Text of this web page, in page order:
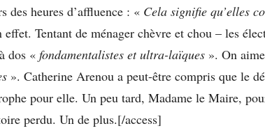
des heures d’affluence : « Cela signifie qu’elles
effet. Tentant de ménager chèvre et chou – les
dos « fondamentalistes et ultra-laïques ». On
». Catherine Arenou a peut-être compris que le
pour elle. Un peu tard, Madame le Maire,
perdu. Un de plus.[/access]